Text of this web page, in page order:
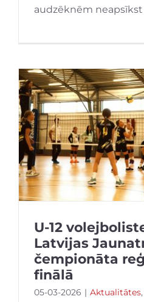
audzēknēm
U-12
Latvijas
čempionāta
finālā
05-03-2026 | Aktualitātes,